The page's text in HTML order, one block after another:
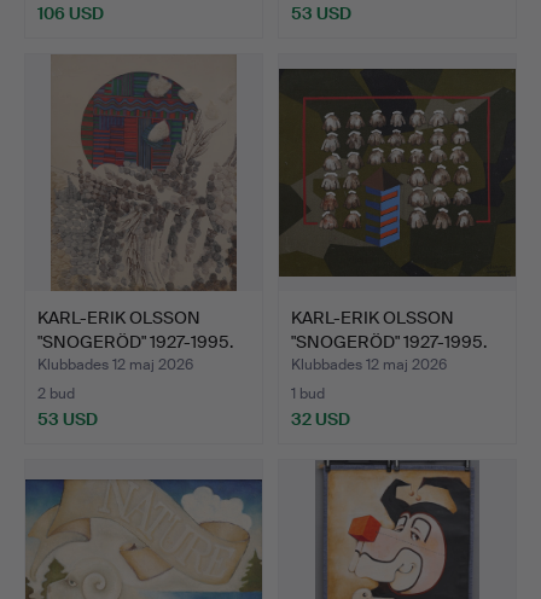
106 USD 53 USD
KARL-ERIK OLSSON
"SNOGERÖD" 1927-1995.
TUS…
Klubbades 12 maj 2026
2 bud
53 USD
KARL-ERIK OLSSON
"SNOGERÖD" 1927-1995.
SCR…
Klubbades 12 maj 2026
1 bud
32 USD